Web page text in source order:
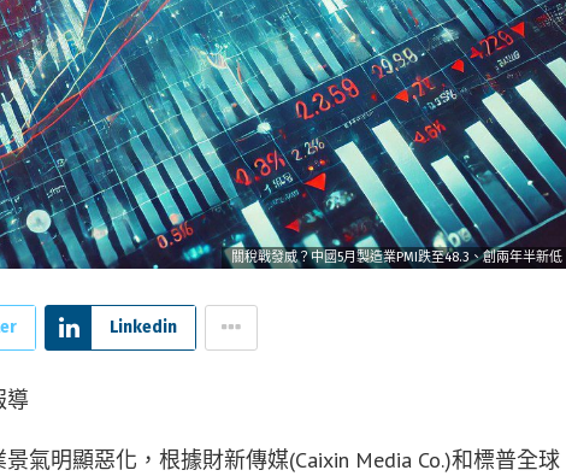
關稅戰發威？中國5月製造業PMI跌至48.3、創兩年半新低
Linkedin
導
氣明顯惡化，根據財新傳媒(Caixin Media Co.)和標普全球